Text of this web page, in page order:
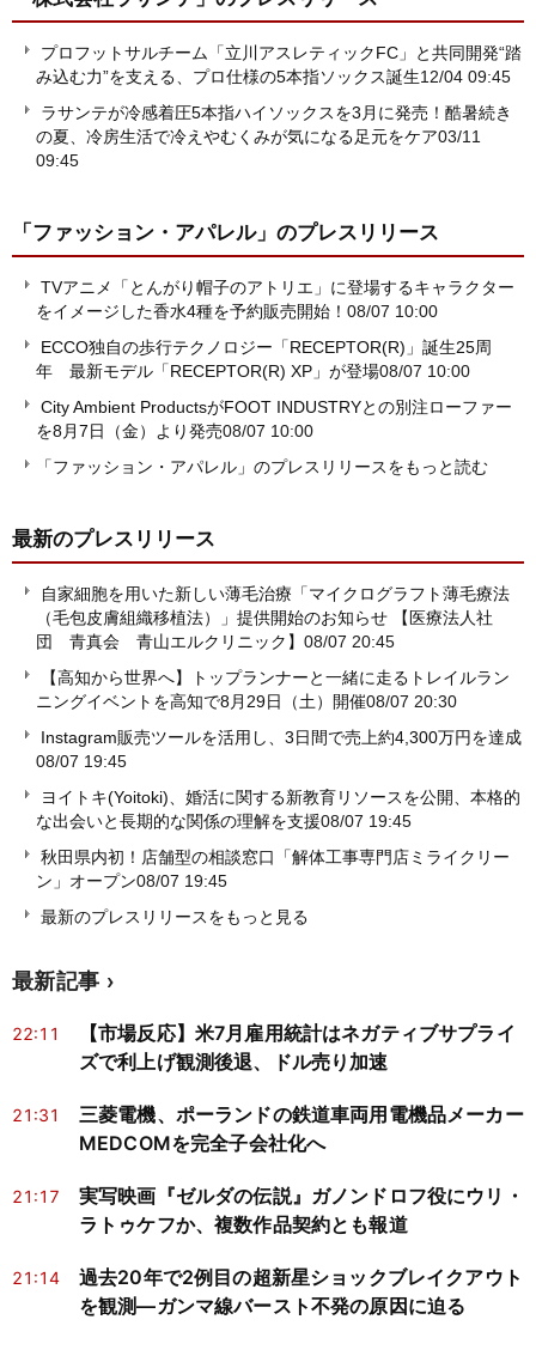
プロフットサルチーム「立川アスレティックFC」と共同開発“踏
み込む力”を支える、プロ仕様の5本指ソックス誕生12/04 09:45
ラサンテが冷感着圧5本指ハイソックスを3月に発売！酷暑続き
の夏、冷房生活で冷えやむくみが気になる足元をケア03/11
09:45
「ファッション・アパレル」 のプレスリリース
TVアニメ「とんがり帽子のアトリエ」に登場するキャラクター
をイメージした香水4種を予約販売開始！ 08/07 10:00
ECCO独自の歩行テクノロジー「RECEPTOR(R)」誕生25周
年 最新モデル「RECEPTOR(R) XP」が登場08/07 10:00
City Ambient ProductsがFOOT INDUSTRYとの別注ローファー
を8月7日（金）より発売08/07 10:00
「ファッション・アパレル」のプレスリリースをもっと読む
最新のプレスリリース
自家細胞を用いた新しい薄毛治療「マイクログラフト薄毛療法
（毛包皮膚組織移植法）」提供開始のお知らせ 【医療法人社
団 青真会 青山エルクリニック】 08/07 20:45
【高知から世界へ】トップランナーと一緒に走るトレイルラン
ニングイベントを高知で8月29日（土）開催08/07 20:30
Instagram販売ツールを活用し、3日間で売上約4,300万円を達成
08/07 19:45
ヨイトキ(Yoitoki)、婚活に関する新教育リソースを公開、本格的
な出会いと長期的な関係の理解を支援08/07 19:45
秋田県内初！店舗型の相談窓口「解体工事専門店ミライクリー
ン」オープン08/07 19:45
最新のプレスリリースをもっと見る
最新記事
22:11
【市場反応】米7月雇用統計はネガティブサプライ
ズで利上げ観測後退、ドル売り加速
21:31
三菱電機、ポーランドの鉄道車両用電機品メーカー
MEDCOMを完全子会社化へ
21:17
実写映画『ゼルダの伝説』ガノンドロフ役にウリ・
ラトゥケフか、複数作品契約とも報道
21:14
過去20年で2例目の超新星ショックブレイクアウト
を観測―ガンマ線バースト不発の原因に迫る